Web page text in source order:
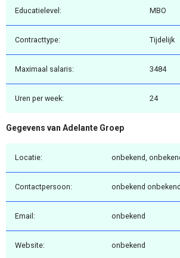
Educatielevel: MBO
Contracttype: Tijdelijk
Maximaal salaris: 3484
Uren per week: 24
Gegevens van Adelante Groep
Locatie: onbekend,
Contactpersoon: onbekend onbekend
Email: onbekend
Website: onbekend